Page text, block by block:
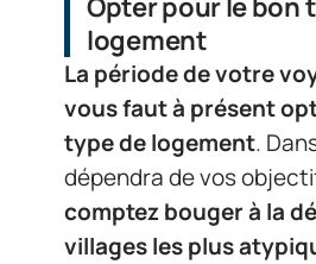
Opter pour le bon
logement
La période de votre
vous faut à présent
type de logement.
dépendra de vos
comptez bouger à la
villages les plus